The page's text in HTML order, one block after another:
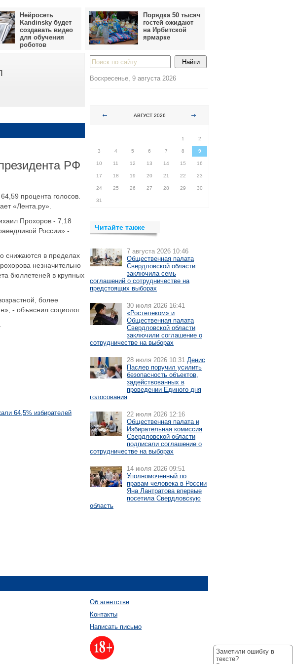
Нейросеть
Kandinsky будет
создавать видео
для обучения
роботов
Порядка 50 тысяч
гостей ожидают
на Ирбитской
ярмарке
РФ
процента голосов.
«Лента.ру».
Прохоров - 7,18
России» -
снижаются в пределах
незначительно
бюллетеней в крупных
более
- объяснил социолог.
64,5% избирателей
Воскресенье, 9 августа 2026
АВГУСТ 2026
1
2
3 4 5 6 7 8 9
10 11 12 13 14 15 16
17 18 19 20 21 22 23
24 25 26 27 28 29 30
31
Читайте также
7 августа 2026 10:46
Общественная палата
Свердловской области
заключила семь
соглашений о сотрудничестве на
предстоящих выборах
30 июля 2026 16:41
«Ростелеком» и
Общественная палата
Свердловской области
заключили соглашение о
сотрудничестве на выборах
28 июля 2026 10:31 Денис
Паслер поручил усилить
безопасность объектов,
задействованных в
проведении Единого дня
голосования
22 июля 2026 12:16
Общественная палата и
Избирательная комиссия
Свердловской области
подписали соглашение о
сотрудничестве на выборах
14 июля 2026 09:51
Уполномоченный по
правам человека в России
Яна Лантратова впервые
посетила Свердловскую
область
Об агентстве
Контакты
Написать письмо
Заметили ошибку в
тексте?